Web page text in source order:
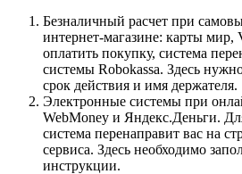
Безналичный расчет при
интернет-магазине: карты мир,
оплатить покупку, система
системы Robokassa. Здесь
срок действия и имя держателя.
Электронные системы при
WebMoney и Яндекс.Деньги.
система перенаправит вас на
сервиса. Здесь необходимо
инструкции.